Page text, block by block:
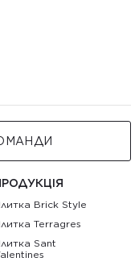
Brick Style
Terragres
Sant